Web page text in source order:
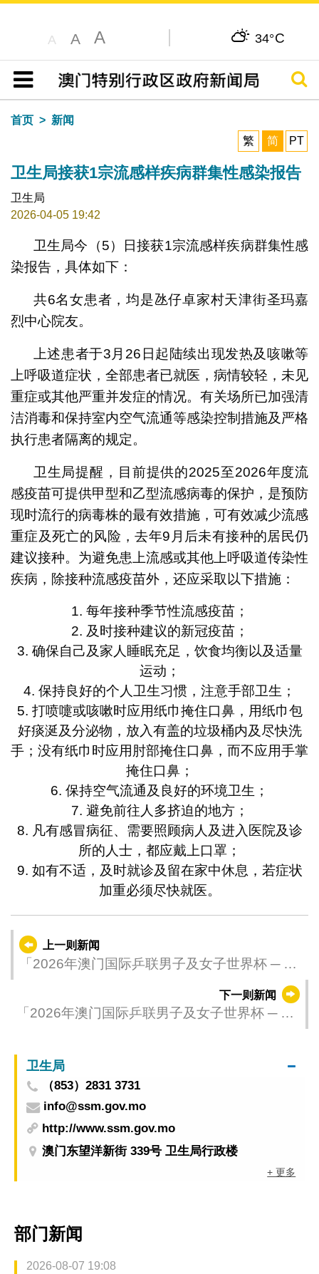
A A A 34°C
目录
搜寻
首页
新闻
繁
简 PT
卫生局接获1宗流感样疾病群集性感染报告
卫生局
2026-04-05 19:42
​卫生局今（5）日接获1宗流感样疾病群集性感
染报告，具体如下：
共6名女患者，均是氹仔卓家村天津街圣玛嘉
烈中心院友。
上述患者于3月26日起陆续出现发热及咳嗽等
上呼吸道症状，全部患者已就医，病情较轻，未见
重症或其他严重并发症的情况。有关场所已加强清
洁消毒和保持室内空气流通等感染控制措施及严格
执行患者隔离的规定。
卫生局提醒，目前提供的2025至2026年度流
感疫苗可提供甲型和乙型流感病毒的保护，是预防
现时流行的病毒株的最有效措施，可有效减少流感
重症及死亡的风险，去年9月后未有接种的居民仍
建议接种。为避免患上流感或其他上呼吸道传染性
疾病，除接种流感疫苗外，还应采取以下措施：
1. 每年接种季节性流感疫苗；
2. 及时接种建议的新冠疫苗；
3. 确保自己及家人睡眠充足，饮食均衡以及适量
运动；
4. 保持良好的个人卫生习惯，注意手部卫生；
5. 打喷嚏或咳嗽时应用纸巾掩住口鼻，用纸巾包
好痰涎及分泌物，放入有盖的垃圾桶内及尽快洗
手；没有纸巾时应用肘部掩住口鼻，而不应用手掌
掩住口鼻；
6. 保持空气流通及良好的环境卫生；
7. 避免前往人多挤迫的地方；
8. 凡有感冒病征、需要照顾病人及进入医院及诊
所的人士，都应戴上口罩；
9. 如有不适，及时就诊及留在家中休息，若症状
加重必须尽快就医。
上一则新闻
「2026年澳门国际乒联男子及女子世界杯 ─ 由
下一则新闻
「2026年澳门国际乒联男子及女子世界杯 ─ 由
卫生局
（853）2831 3731
info@ssm.gov.mo
http://www.ssm.gov.mo
澳门东望洋新街 339号 卫生局行政楼
+ 更多
部门新闻
2026-08-07 19:08